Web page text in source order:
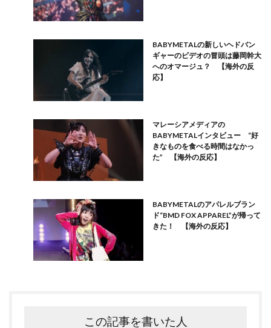
BABYMETALの新しいヘドバン
ギャーのビデオの冒頭は藤岡幹大
へのオマージュ？ 【海外の反
応】
マレーシアメディアの
BABYMETALインタビュー “好
きなものを食べる時間はなかっ
た” 【海外の反応】
BABYMETALのアパレルブラン
ド“BMD FOX APPAREL”が帰って
きた！ 【海外の反応】
この記事を書いた人